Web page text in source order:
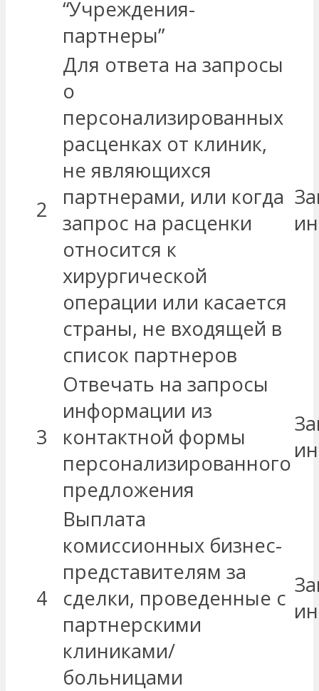
“Учреждения-
партнеры”
2
Для ответа на запросы
о
персонализированных
расценках от клиник,
не являющихся
партнерами, или когда
запрос на расценки
относится к
хирургической
операции или касается
страны, не входящей в
список партнеров
3
Отвечать на запросы
информации из
контактной формы
персонализированного
предложения
4
Выплата
комиссионных бизнес-
представителям за
сделки, проведенные с
партнерскими
клиниками/
больницами